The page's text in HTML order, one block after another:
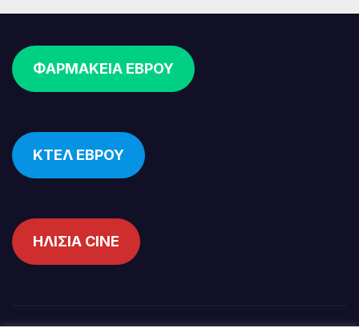
ΦΑΡΜΑΚΕΙΑ ΕΒΡΟΥ
ΚΤΕΛ ΕΒΡΟΥ
ΗΛΙΣΙΑ CINE